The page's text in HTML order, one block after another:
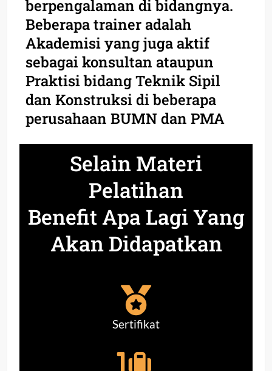
berpengalaman di bidangnya.
Beberapa trainer adalah
Akademisi yang juga aktif
sebagai konsultan ataupun
Praktisi bidang Teknik Sipil
dan Konstruksi di beberapa
perusahaan BUMN dan PMA
Selain Materi
Pelatihan
Benefit Apa Lagi Yang
Akan Didapatkan
Sertifikat